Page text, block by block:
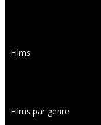
Films
Films par genre